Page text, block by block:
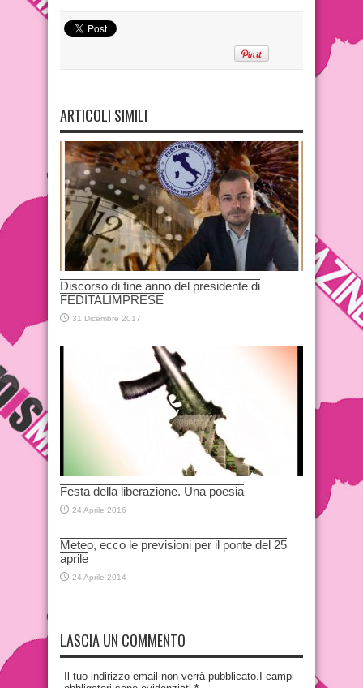
ARTICOLI SIMILI
Discorso di fine anno del presidente di
FEDITALIMPRESE
31 Dicembre 2017
Festa della liberazione. Una poesia
24 Aprile 2016
Meteo, ecco le previsioni per il ponte del 25
aprile
24 Aprile 2014
LASCIA UN COMMENTO
Il tuo indirizzo email non verrà pubblicato.I campi